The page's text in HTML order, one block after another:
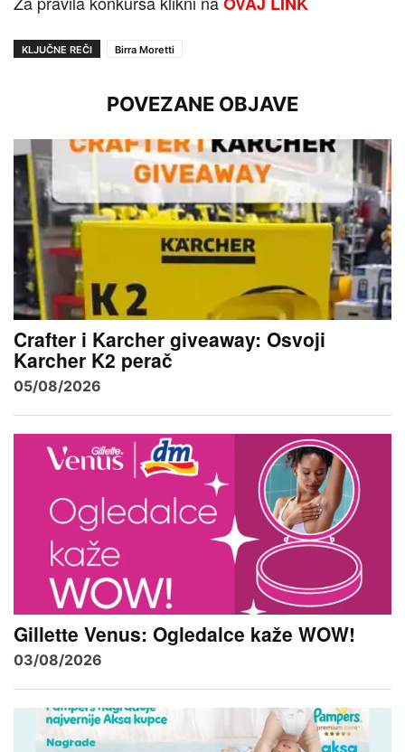
KLJUČNE REČI Birra Moretti
POVEZANE OBJAVE
Crafter i Karcher giveaway: Osvoji
Karcher K2 perač
05/08/2026
Gillette Venus: Ogledalce kaže WOW!
03/08/2026